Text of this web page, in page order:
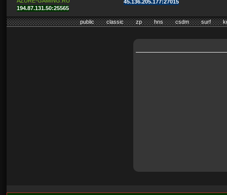
194.87.131.50:25565
45.136.205.177:27015
public classic zp hns csdm surf